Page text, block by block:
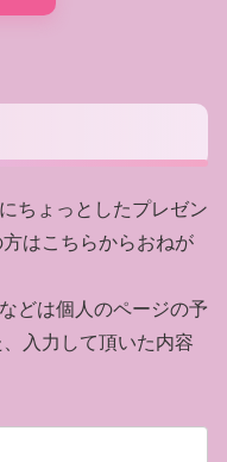
ちょっとしたプレゼン
はこちらからおねが
どは個人のページの予
入力して頂いた内容